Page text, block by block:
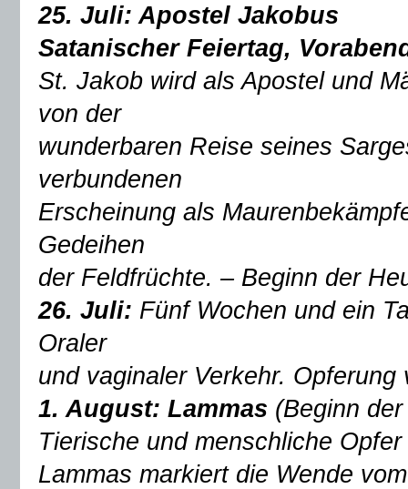
25. Juli: Apostel Jakobus
Satanischer Feiertag,
St. Jakob wird als Apostel und
von der
wunderbaren Reise seines
verbundenen
Erscheinung als
Gedeihen
der Feldfrüchte. – Beginn der
26. Juli: Fünf Wochen und ein
Oraler
und vaginaler Verkehr.
1. August: Lammas (Beginn
Tierische und menschliche Opfer
Lammas markiert die Wende